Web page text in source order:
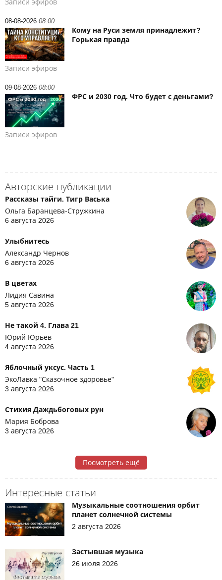
Записи эфиров
08-08-2026 08:00
Кому на Руси земля принадлежит?
Горькая правда
Записи эфиров
09-08-2026 08:00
ФРС и 2030 год. Что будет с деньгами?
Записи эфиров
Авторские публикации
Рассказы тайги. Тигр Васька
Ольга Баранцева-Стружкина
6 августа 2026
Улыбнитесь
Александр Чернов
6 августа 2026
В цветах
Лидия Савина
5 августа 2026
Не такой 4. Глава 21
Юрий Юрьев
4 августа 2026
Яблочный уксус. Часть 1
ЭкоЛавка "Сказочное здоровье"
3 августа 2026
Стихия Даждьбоговых рун
Мария Боброва
3 августа 2026
Посмотреть ещё
Интересные статьи
Музыкальные соотношения орбит
планет солнечной системы
2 августа 2026
Застывшая музыка
26 июля 2026